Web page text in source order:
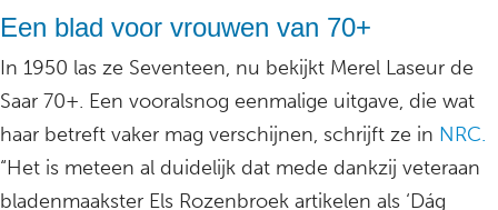
Een blad voor vrouwen van 70+
In 1950 las ze Seventeen, nu bekijkt Merel Laseur de
Saar 70+. Een vooralsnog eenmalige uitgave, die wat
haar betreft vaker mag verschijnen, schrijft ze in NRC.
“Het is meteen al duidelijk dat mede dankzij veteraan
bladenmaakster Els Rozenbroek artikelen als ‘Dág